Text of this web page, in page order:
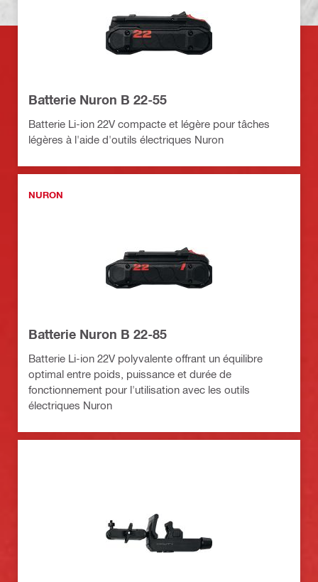
Batterie Nuron B 22-55
Batterie Li-ion 22V compacte et légère pour tâches
légères à l'aide d'outils électriques Nuron
NURON
Batterie Nuron B 22-85
Batterie Li-ion 22V polyvalente offrant un équilibre
optimal entre poids, puissance et durée de
fonctionnement pour l'utilisation avec les outils
électriques Nuron